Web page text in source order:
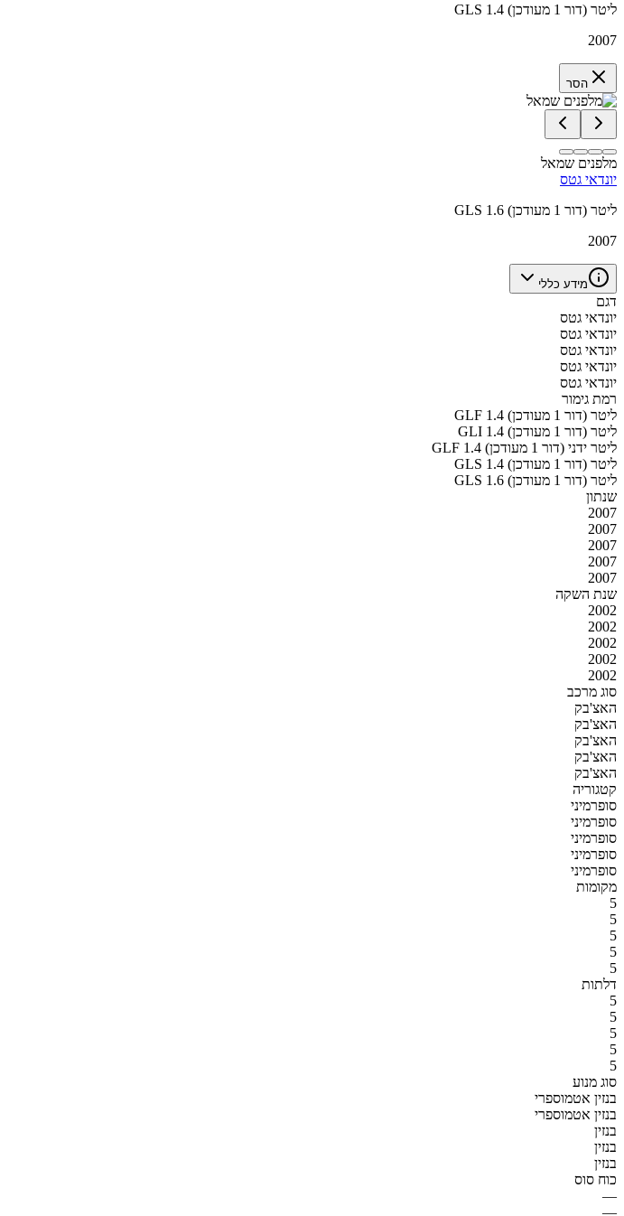
GLS 1.4 ליטר (דור 1 מעודכן)
2007
הסר
מלפנים שמאל
יונדאי גטס
GLS 1.6 ליטר (דור 1 מעודכן)
2007
מידע כללי
דגם
יונדאי גטס
יונדאי גטס
יונדאי גטס
יונדאי גטס
יונדאי גטס
רמת גימור
GLF 1.4 ליטר (דור 1 מעודכן)
GLI 1.4 ליטר (דור 1 מעודכן)
GLF 1.4 ליטר ידני (דור 1 מעודכן)
GLS 1.4 ליטר (דור 1 מעודכן)
GLS 1.6 ליטר (דור 1 מעודכן)
שנתון
2007
2007
2007
2007
2007
שנת השקה
2002
2002
2002
2002
2002
סוג מרכב
האצ'בק
האצ'בק
האצ'בק
האצ'בק
האצ'בק
קטגוריה
סופרמיני
סופרמיני
סופרמיני
סופרמיני
סופרמיני
מקומות
5
5
5
5
5
דלתות
5
5
5
5
5
סוג מנוע
בנזין אטמוספרי
בנזין אטמוספרי
בנזין
בנזין
בנזין
כוח סוס
—
—